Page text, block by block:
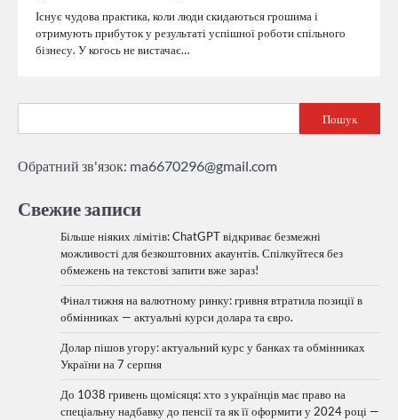
Існує чудова практика, коли люди скидаються грошима і
отримують прибуток у результаті успішної роботи спільного
бізнесу. У когось не вистачає…
Пошук
Обратний зв'язок: ma6670296@gmail.com
Свежие записи
Більше ніяких лімітів: ChatGPT відкриває безмежні
можливості для безкоштовних акаунтів. Спілкуйтеся без
обмежень на текстові запити вже зараз!
Фінал тижня на валютному ринку: гривня втратила позиції в
обмінниках — актуальні курси долара та євро.
Долар пішов угору: актуальний курс у банках та обмінниках
України на 7 серпня
До 1038 гривень щомісяця: хто з українців має право на
спеціальну надбавку до пенсії та як її оформити у 2024 році —